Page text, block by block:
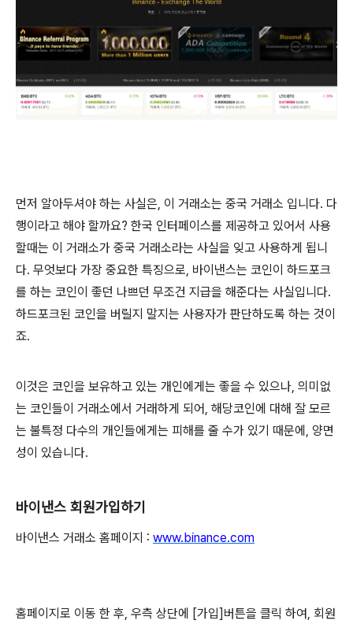
먼저 알아두셔야 하는 사실은, 이 거래소는 중국 거래소 입니다. 다
행이라고 해야 할까요? 한국 인터페이스를 제공하고 있어서 사용
할때는 이 거래소가 중국 거래소라는 사실을 잊고 사용하게 됩니
다. 무엇보다 가장 중요한 특징으로, 바이낸스는 코인이 하드포크
를 하는 코인이 좋던 나쁘던 무조건 지급을 해준다는 사실입니다.
하드포크된 코인을 버릴지 말지는 사용자가 판단하도록 하는 것이
죠.
이것은 코인을 보유하고 있는 개인에게는 좋을 수 있으나, 의미없
는 코인들이 거래소에서 거래하게 되어, 해당코인에 대해 잘 모르
는 불특정 다수의 개인들에게는 피해를 줄 수가 있기 때문에, 양면
성이 있습니다.
바이낸스 회원가입하기
바이낸스 거래소 홈페이지 : www.binance.com
홈페이지로 이동 한 후, 우측 상단에 [가입]버튼을 클릭 하여, 회원